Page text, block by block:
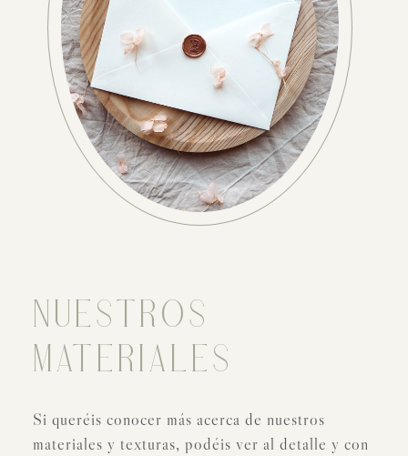
NUESTROS
MATERIALES
Si queréis conocer más acerca de nuestros
materiales y texturas, podéis ver al detalle y con